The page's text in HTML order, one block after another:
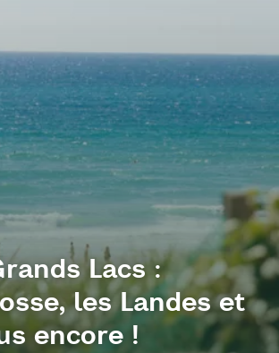
Lacs :
les Landes et
encore !